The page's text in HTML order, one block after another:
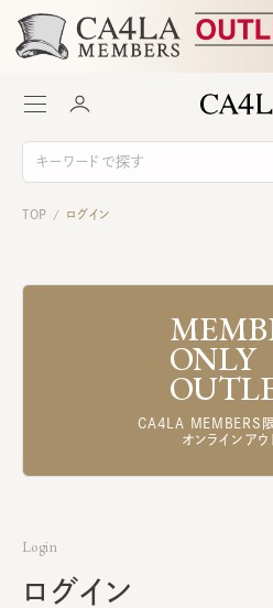
TOP / ログイン
ONLY
CA4LA MEMBERS
オンラインアウ
Login
ログイン